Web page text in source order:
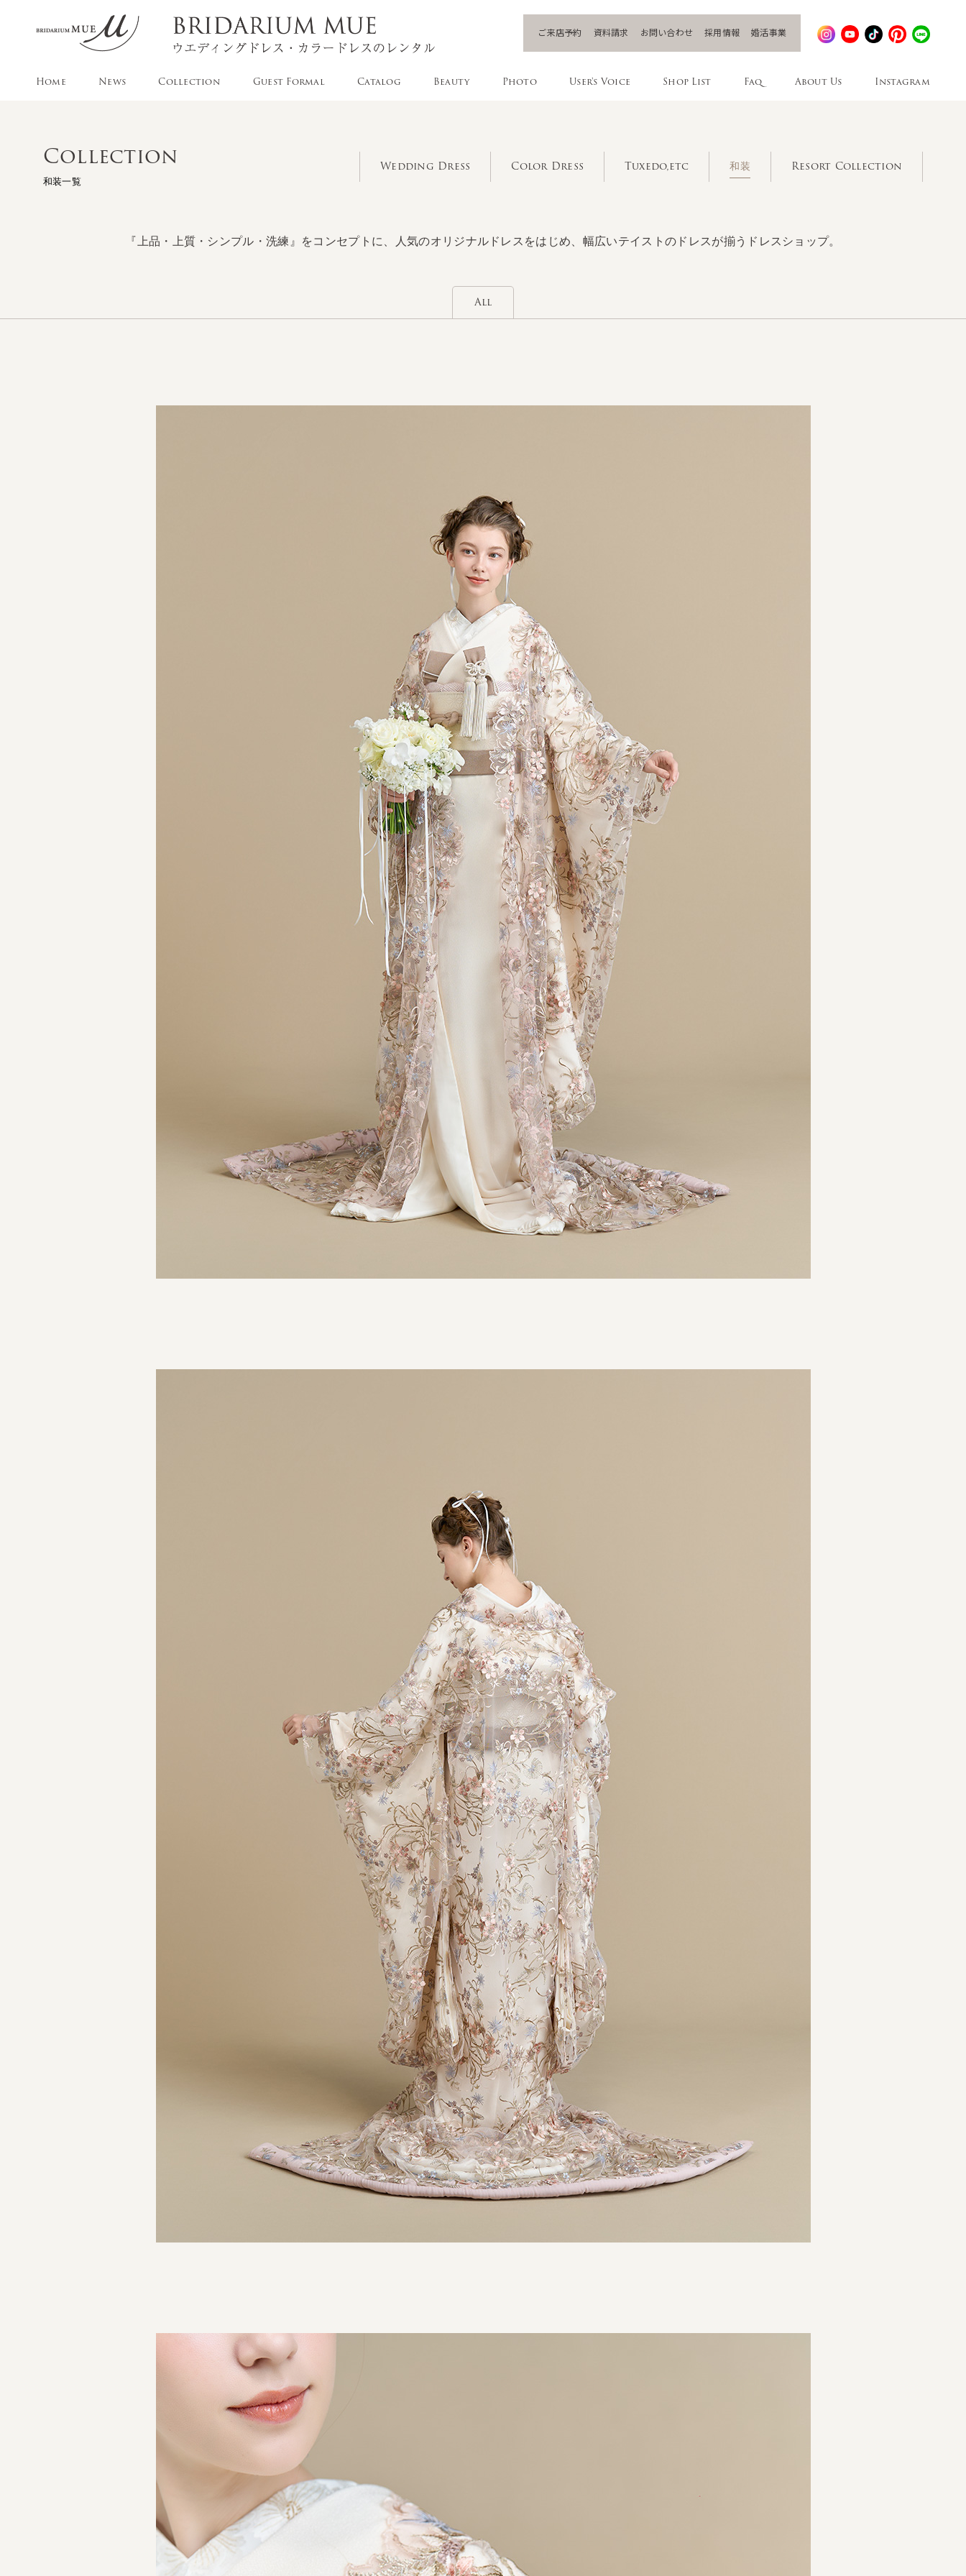
Home News Collection Guest Formal Catalog Beauty Photo User's Voice Shop List Faq About Us Instagram
ご来店予約 資料請求 お問い合わせ 採用情報 婚活事業
Collection
和装一覧
Wedding Dress Color Dress Tuxedo,etc 和装 Resort Collection
『上品・上質・シンプル・洗練』をコンセプトに、人気のオリジナルドレスをはじめ、幅広いテイストのドレスが揃うドレスショップ。
All